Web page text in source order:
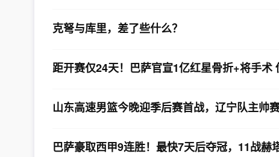
克弩与库里，差了些什么？
距开赛仅24天！巴萨官宣1亿红星骨折+将手术
山东高速男篮今晚迎季后赛首战，辽宁队主帅
巴萨豪取西甲9连胜！最快7天后夺冠，11战赫